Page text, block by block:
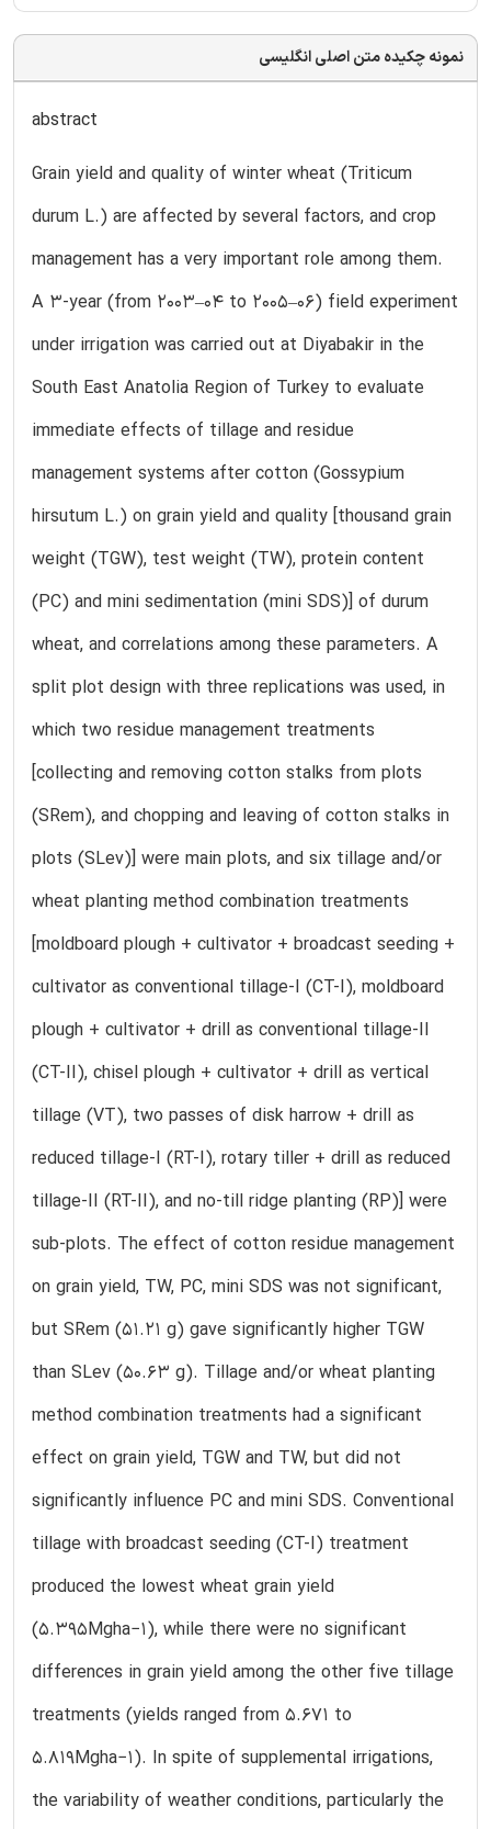
نمونه چکیده متن اصلی انگلیسی
abstract
Grain yield and quality of winter wheat (Triticum
durum L.) are affected by several factors, and crop
management has a very important role among them.
A 3-year (from 2003–04 to 2005–06) field experiment
under irrigation was carried out at Diyabakir in the
South East Anatolia Region of Turkey to evaluate
immediate effects of tillage and residue
management systems after cotton (Gossypium
hirsutum L.) on grain yield and quality [thousand grain
weight (TGW), test weight (TW), protein content
(PC) and mini sedimentation (mini SDS)] of durum
wheat, and correlations among these parameters. A
split plot design with three replications was used, in
which two residue management treatments
[collecting and removing cotton stalks from plots
(SRem), and chopping and leaving of cotton stalks in
plots (SLev)] were main plots, and six tillage and/or
wheat planting method combination treatments
[moldboard plough + cultivator + broadcast seeding +
cultivator as conventional tillage-I (CT-I), moldboard
plough + cultivator + drill as conventional tillage-II
(CT-II), chisel plough + cultivator + drill as vertical
tillage (VT), two passes of disk harrow + drill as
reduced tillage-I (RT-I), rotary tiller + drill as reduced
tillage-II (RT-II), and no-till ridge planting (RP)] were
sub-plots. The effect of cotton residue management
on grain yield, TW, PC, mini SDS was not significant,
but SRem (51.21 g) gave significantly higher TGW
than SLev (50.63 g). Tillage and/or wheat planting
method combination treatments had a significant
effect on grain yield, TGW and TW, but did not
significantly influence PC and mini SDS. Conventional
tillage with broadcast seeding (CT-I) treatment
produced the lowest wheat grain yield
(5.395Mgha−1), while there were no significant
differences in grain yield among the other five tillage
treatments (yields ranged from 5.671 to
5.819Mgha−1). In spite of supplemental irrigations,
the variability of weather conditions, particularly the